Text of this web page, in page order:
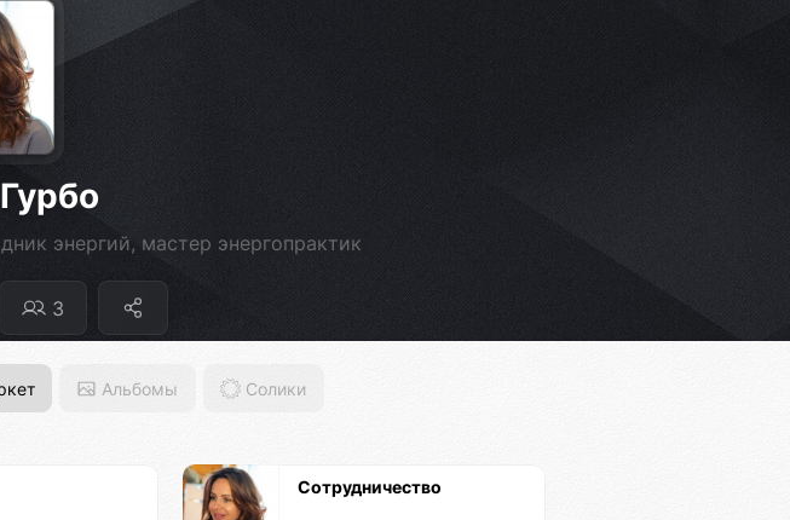
энергий, мастер энергопрактик
3
Альбомы Солики
Сотрудничество